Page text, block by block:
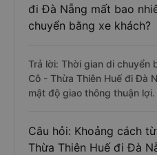
đi Đà Nẵng mất bao
chuyển bằng xe khách?
Trả lời: Thời gian di chuyển
Cô - Thừa Thiên Huế đi Đà
mật độ giao thông thuận lợi.
Câu hỏi: Khoảng cách
Thừa Thiên Huế đi Đà